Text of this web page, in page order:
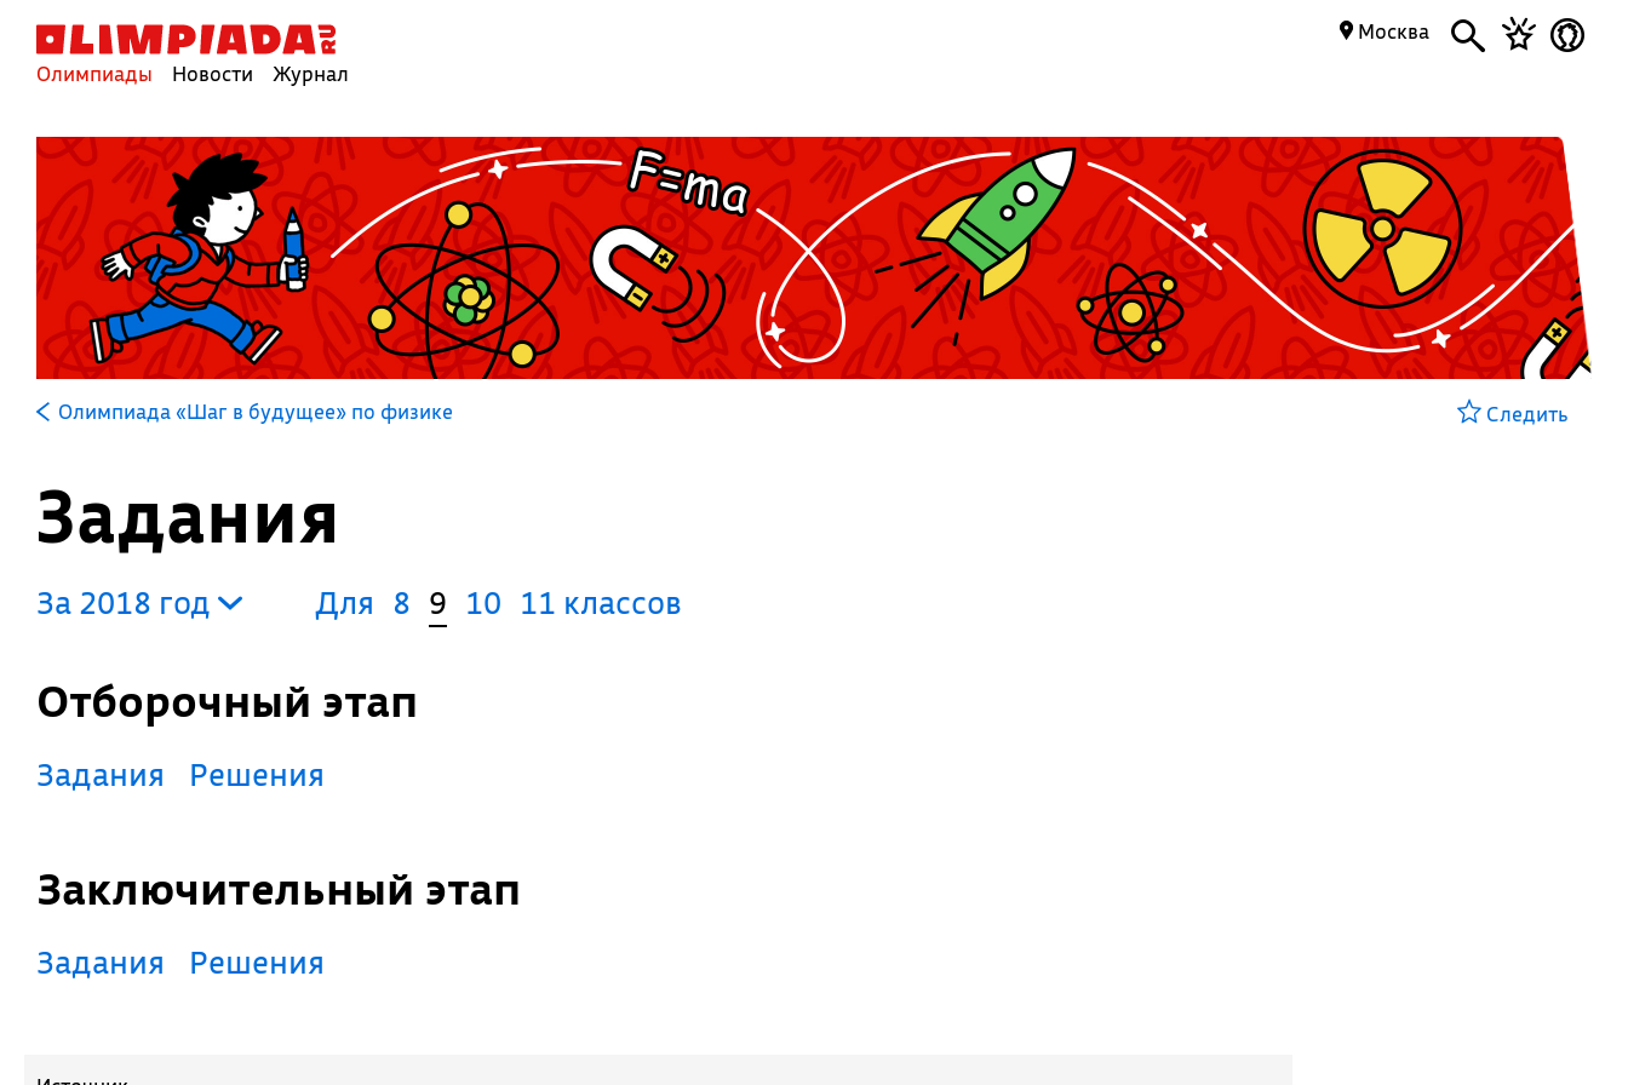
Олимпиады Новости Журнал
Москва
Олимпиада «Шаг в будущее» по физике Следить
Задания
За 2018 год Для 8 9 10 11 классов
Отборочный этап
Задания Решения
Заключительный этап
Задания Решения